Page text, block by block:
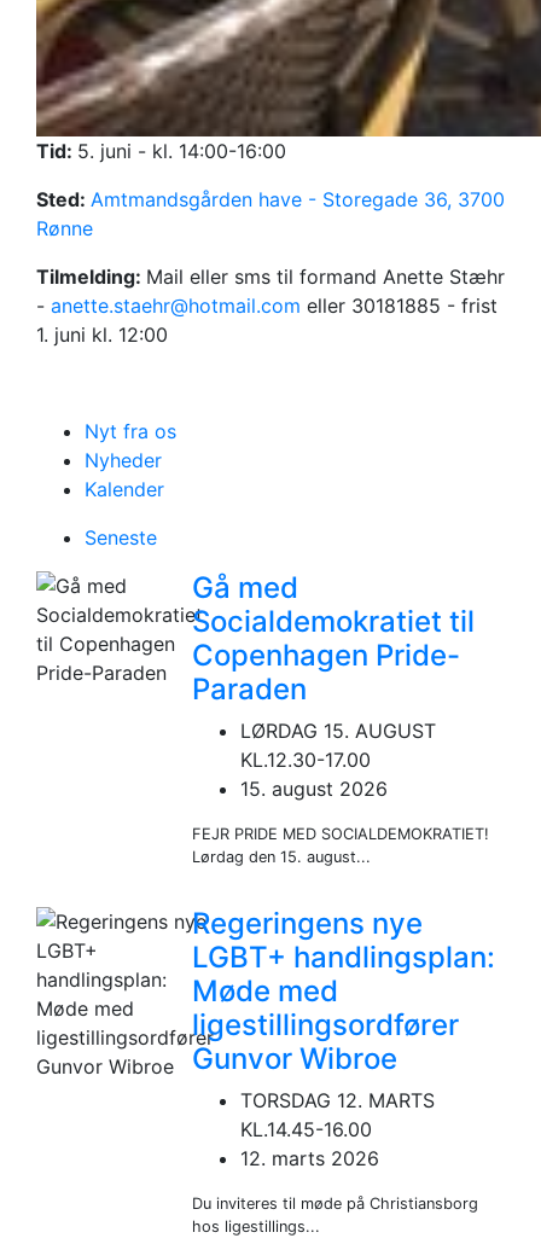
Tid: 5. juni - kl. 14:00-16:00
Sted: Amtmandsgården have - Storegade 36, 3700
Rønne
Tilmelding: Mail eller sms til formand Anette Stæhr
- anette.staehr@hotmail.com eller 30181885 - frist
1. juni kl. 12:00
Nyt fra os
Nyheder
Kalender
Seneste
Gå med
Socialdemokratiet til
Copenhagen Pride-
Paraden
LØRDAG 15. AUGUST
KL.12.30-17.00
15. august 2026
FEJR PRIDE MED SOCIALDEMOKRATIET!
Lørdag den 15. august...
Regeringens nye
LGBT+ handlingsplan:
Møde med
ligestillingsordfører
Gunvor Wibroe
TORSDAG 12. MARTS
KL.14.45-16.00
12. marts 2026
Du inviteres til møde på Christiansborg
hos ligestillings...